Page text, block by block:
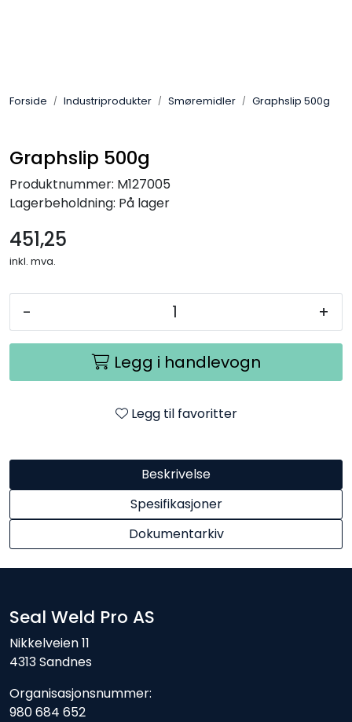
Forside Industriprodukter Smøremidler Graphslip 500g
Graphslip 500g
Produktnummer: M127005
Lagerbeholdning: På lager
451,25
inkl. mva.
- +
Legg i handlevogn
Legg til favoritter
Beskrivelse
Spesifikasjoner
Dokumentarkiv
Seal Weld Pro AS
Nikkelveien 11
4313 Sandnes
Organisasjonsnummer:
980 684 652
Pakning
Gassutstyr
Automasjon
Slitasjeteknikk